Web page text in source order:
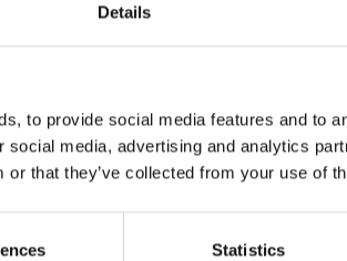
Details
to provide social media features and to
media, advertising and analytics
or that they’ve collected from your use of
Statistics
Kunden, die Zahlung direkt auf unser BNP
auf unser Bankkonto überweisen: